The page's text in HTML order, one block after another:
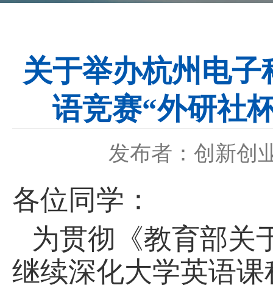
关于举办杭州电
语竞赛“外研社
发布者：创新创
各位同学：
为贯彻《教育部关
继续深化大学英语